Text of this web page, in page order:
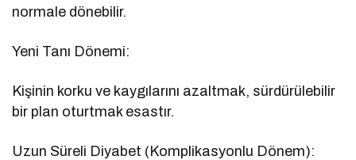
normale dönebilir.
Yeni Tanı Dönemi:
Kişinin korku ve kaygılarını azaltmak, sürdürülebilir
bir plan oturtmak esastır.
Uzun Süreli Diyabet (Komplikasyonlu Dönem):